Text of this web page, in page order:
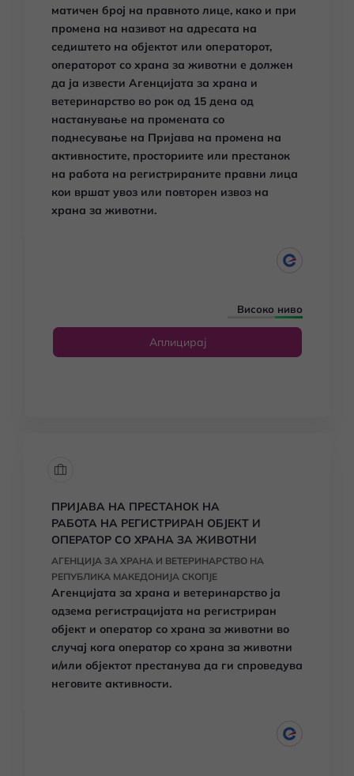
матичен број на правното лице, како и при
промена на називот на адресата на
седиштето на објектот или операторот,
операторот со храна за животни е должен
да ја извести Агенцијата за храна и
ветеринарство во рок од 15 дена од
настанување на промената со
поднесување на Пријава на промена на
активностите, просториите или престанок
на работа на регистрираните правни лица
кои вршат увоз или повторен извоз на
храна за животни.
Високо ниво
Аплицирај
ПРИЈАВА НА ПРЕСТАНОК НА
РАБОТА НА РЕГИСТРИРАН ОБЈЕКТ И
ОПЕРАТОР СО ХРАНА ЗА ЖИВОТНИ
АГЕНЦИЈА ЗА ХРАНА И ВЕТЕРИНАРСТВО НА
РЕПУБЛИКА МАКЕДОНИЈА СКОПЈЕ
Агенцијата за храна и ветеринарство ја
одзема регистрацијата на регистриран
објект и оператор со храна за животни во
случај кога оператор со храна за животни
и/или објектот престанува да ги спроведува
неговите активности.